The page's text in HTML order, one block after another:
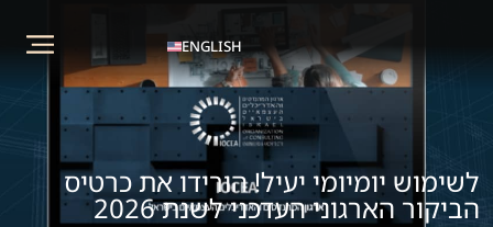
ENGLISH
לשימוש יומיומי יעיל! הורידו את כרטיס
הביקור הארגוני העדכני לשנת 2026